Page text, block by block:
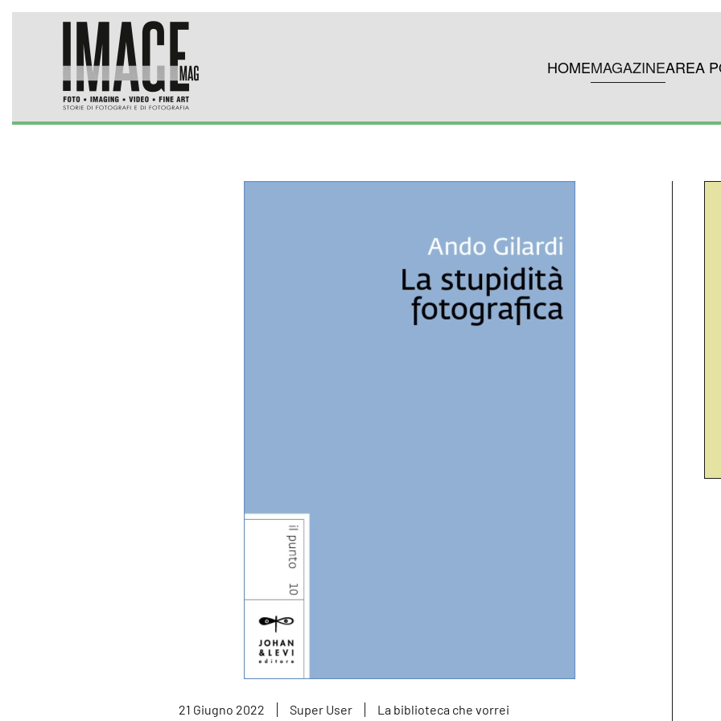
Skip to main content
HOMEMAGAZINEAREA
21 Giugno 2022 Super User La biblioteca che vorrei